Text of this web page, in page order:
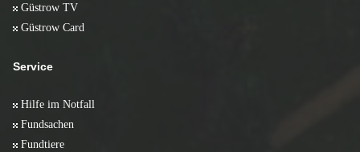
Güstrow TV
Güstrow Card
Service
Hilfe im Notfall
Fundsachen
Fundtiere